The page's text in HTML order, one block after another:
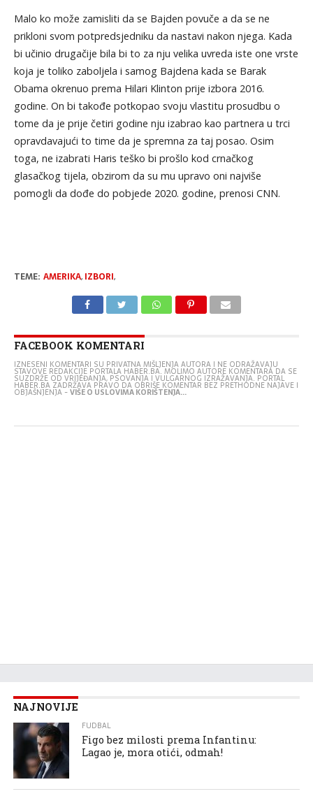
Malo ko može zamisliti da se Bajden povuče a da se ne
prikloni svom potpredsjedniku da nastavi nakon njega. Kada
bi učinio drugačije bila bi to za nju velika uvreda iste one vrste
koja je toliko zaboljela i samog Bajdena kada se Barak
Obama okrenuo prema Hilari Klinton prije izbora 2016.
godine. On bi takođe potkopao svoju vlastitu prosudbu o
tome da je prije četiri godine nju izabrao kao partnera u trci
opravdavajući to time da je spremna za taj posao. Osim
toga, ne izabrati Haris teško bi prošlo kod crnačkog
glasačkog tijela, obzirom da su mu upravo oni najviše
pomogli da dođe do pobjede 2020. godine, prenosi CNN.
TEME: AMERIKA, IZBORI,
FACEBOOK KOMENTARI
IZNESENI KOMENTARI SU PRIVATNA MIŠLJENJA AUTORA I NE ODRAŽAVAJU
STAVOVE REDAKCIJE PORTALA HABER.BA. MOLIMO AUTORE KOMENTARA DA SE
SUZDRŽE OD VRIJEĐANJA, PSOVANJA I VULGARNOG IZRAŽAVANJA. PORTAL
HABER.BA ZADRŽAVA PRAVO DA OBRIŠE KOMENTAR BEZ PRETHODNE NAJAVE I
OBJAŠNJENJA -VIŠE O USLOVIMA KORIŠTENJA...
NAJNOVIJE
FUDBAL
Figo bez milosti prema Infantinu:
Lagao je, mora otići, odmah!